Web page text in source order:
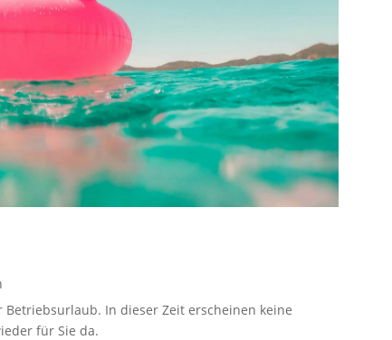
In dieser Zeit erscheinen keine
für Sie da.